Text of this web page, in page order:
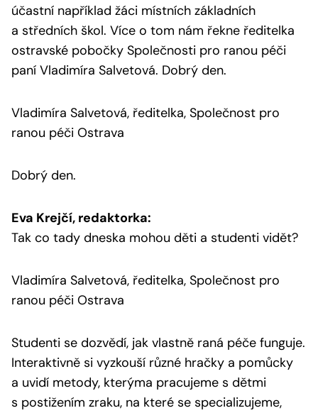
účastní například žáci místních základních
a středních škol. Více o tom nám řekne ředitelka
ostravské pobočky Společnosti pro ranou péči
paní Vladimíra Salvetová. Dobrý den.
Vladimíra Salvetová, ředitelka, Společnost pro
ranou péči Ostrava
Dobrý den.
Eva Krejčí, redaktorka:
Tak co tady dneska mohou děti a studenti vidět?
Vladimíra Salvetová, ředitelka, Společnost pro
ranou péči Ostrava
Studenti se dozvědí, jak vlastně raná péče funguje.
Interaktivně si vyzkouší různé hračky a pomůcky
a uvidí metody, kterýma pracujeme s dětmi
s postižením zraku, na které se specializujeme,